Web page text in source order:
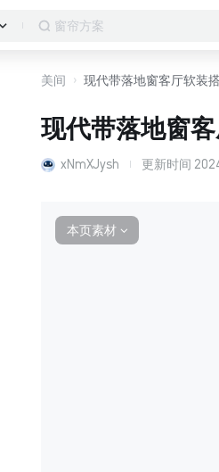
窗帘方案
美间 现代带落地窗客厅软装
现代带落地窗
xNmXJysh 更新时间
本页素材 ∨